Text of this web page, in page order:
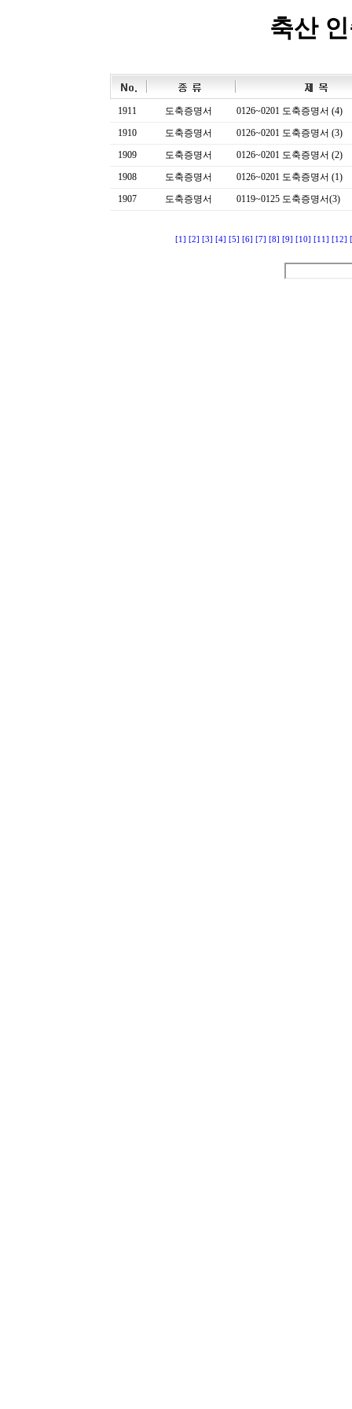
축산
1911 도축증명서
0126~0201 도축증명서 (4)
1910
도축증명서
0126~0201 도축증명서 (3)
1909
도축증명서
0126~0201 도축증명서 (2)
1908
도축증명서
0126~0201 도축증명서 (1)
1907
도축증명서 0119~0125 도축증명서(3)
[1] [2] [3] [4] [5] [6] [7] [8] [9] [10] [11] [12]